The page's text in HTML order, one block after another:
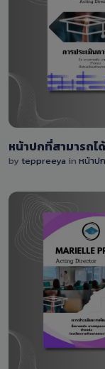
หน้าปกที่สามารถไ
by teppreeya in หน้าป